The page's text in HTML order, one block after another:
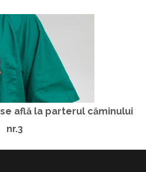
află la parterul căminului
nr.3